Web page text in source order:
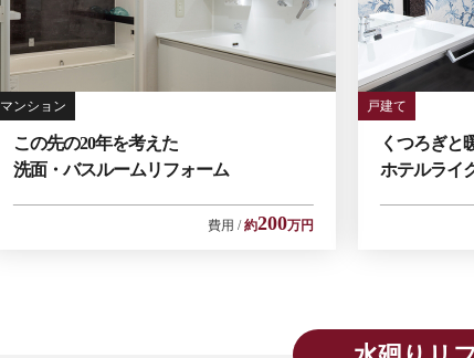
マンション
この先の20年を考えた
洗面・バスルームリフォーム
費用 約200万円
戸建て
くつろぎと
ホテルライ